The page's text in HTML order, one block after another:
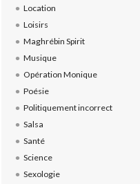
Location
Loisirs
Maghrébin Spirit
Musique
Opération Monique
Poésie
Politiquement incorrect
Salsa
Santé
Science
Sexologie